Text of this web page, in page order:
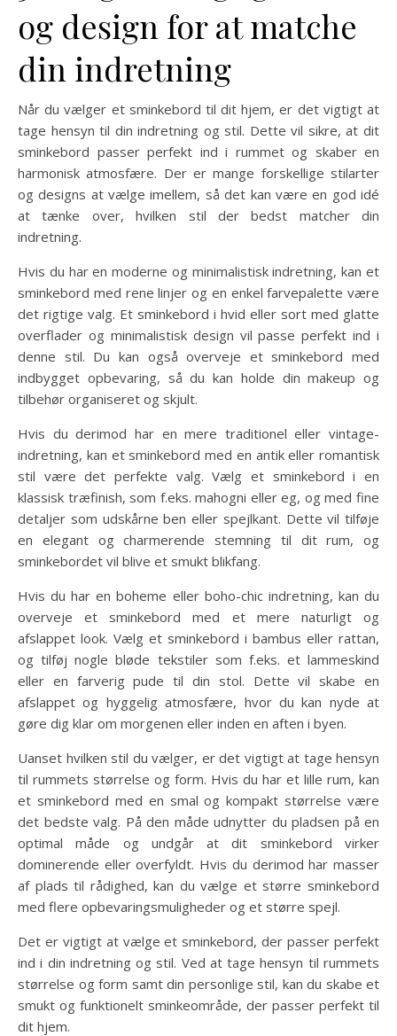
og design for at matche
din indretning
Når du vælger et sminkebord til dit hjem, er det vigtigt at
tage hensyn til din indretning og stil. Dette vil sikre, at dit
sminkebord passer perfekt ind i rummet og skaber en
harmonisk atmosfære. Der er mange forskellige stilarter
og designs at vælge imellem, så det kan være en god idé
at tænke over, hvilken stil der bedst matcher din
indretning.
Hvis du har en moderne og minimalistisk indretning, kan et
sminkebord med rene linjer og en enkel farvepalette være
det rigtige valg. Et sminkebord i hvid eller sort med glatte
overflader og minimalistisk design vil passe perfekt ind i
denne stil. Du kan også overveje et sminkebord med
indbygget opbevaring, så du kan holde din makeup og
tilbehør organiseret og skjult.
Hvis du derimod har en mere traditionel eller vintage-
indretning, kan et sminkebord med en antik eller romantisk
stil være det perfekte valg. Vælg et sminkebord i en
klassisk træfinish, som f.eks. mahogni eller eg, og med fine
detaljer som udskårne ben eller spejlkant. Dette vil tilføje
en elegant og charmerende stemning til dit rum, og
sminkebordet vil blive et smukt blikfang.
Hvis du har en boheme eller boho-chic indretning, kan du
overveje et sminkebord med et mere naturligt og
afslappet look. Vælg et sminkebord i bambus eller rattan,
og tilføj nogle bløde tekstiler som f.eks. et lammeskind
eller en farverig pude til din stol. Dette vil skabe en
afslappet og hyggelig atmosfære, hvor du kan nyde at
gøre dig klar om morgenen eller inden en aften i byen.
Uanset hvilken stil du vælger, er det vigtigt at tage hensyn
til rummets størrelse og form. Hvis du har et lille rum, kan
et sminkebord med en smal og kompakt størrelse være
det bedste valg. På den måde udnytter du pladsen på en
optimal måde og undgår at dit sminkebord virker
dominerende eller overfyldt. Hvis du derimod har masser
af plads til rådighed, kan du vælge et større sminkebord
med flere opbevaringsmuligheder og et større spejl.
Det er vigtigt at vælge et sminkebord, der passer perfekt
ind i din indretning og stil. Ved at tage hensyn til rummets
størrelse og form samt din personlige stil, kan du skabe et
smukt og funktionelt sminkeområde, der passer perfekt til
dit hjem.